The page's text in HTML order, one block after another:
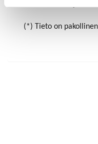
(*) Tieto on pakollinen